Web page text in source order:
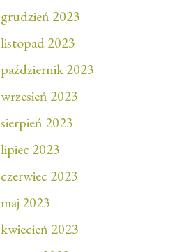
grudzień 2023
listopad 2023
październik 2023
wrzesień 2023
sierpień 2023
lipiec 2023
czerwiec 2023
maj 2023
kwiecień 2023